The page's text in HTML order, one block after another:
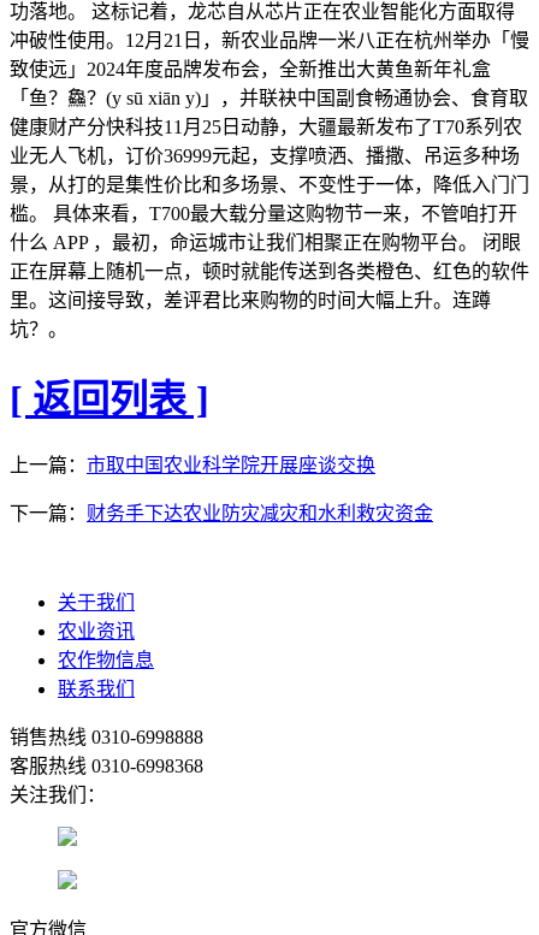
功落地。 这标记着，龙芯自从芯片正在农业智能化方面取得
冲破性使用。12月21日，新农业品牌一米八正在杭州举办「慢
致使远」2024年度品牌发布会，全新推出大黄鱼新年礼盒
「鱼？鱻？(y sū xiān y)」，并联袂中国副食畅通协会、食育取
健康财产分快科技11月25日动静，大疆最新发布了T70系列农
业无人飞机，订价36999元起，支撑喷洒、播撒、吊运多种场
景，从打的是集性价比和多场景、不变性于一体，降低入门门
槛。 具体来看，T700最大载分量这购物节一来，不管咱打开
什么 APP ，最初，命运城市让我们相聚正在购物平台。 闭眼
正在屏幕上随机一点，顿时就能传送到各类橙色、红色的软件
里。这间接导致，差评君比来购物的时间大幅上升。连蹲
坑？。
[ 返回列表 ]
上一篇： 市取中国农业科学院开展座谈交换
下一篇： 财务手下达农业防灾减灾和水利救灾资金
关于我们
农业资讯
农作物信息
联系我们
销售热线 0310-6998888
客服热线 0310-6998368
关注我们：
官方微信